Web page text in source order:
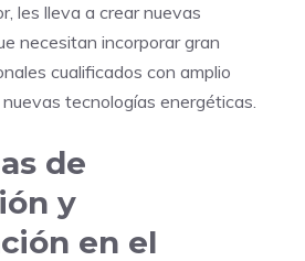
les lleva a crear nuevas
necesitan incorporar gran
cualificados con amplio
tecnologías energéticas.
de
y
en el